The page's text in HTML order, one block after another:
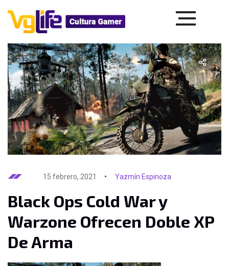
15 febrero, 2021 Yazmín Espinoza
Black Ops Cold War y
Warzone Ofrecen Doble XP
De Arma